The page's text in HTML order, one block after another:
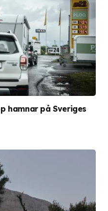
hamnar på Sveriges